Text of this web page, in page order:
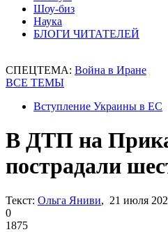
Шоу-биз
Наука
БЛОГИ ЧИТАТЕЛЕЙ
СПЕЦТЕМА: Война в Иране
ВСЕ ТЕМЫ
Вступление Украины в ЕС
В ДТП на
пострадали
Текст: Ольга Яниви, 21 июля
0
1875